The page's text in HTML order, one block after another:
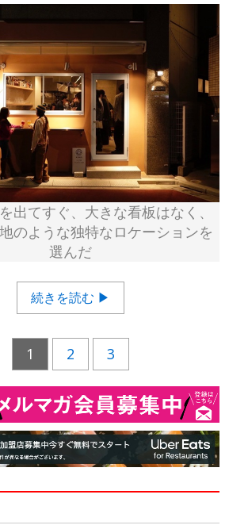
出てすぐ、大きな看板はなく、
のような独特なロケーションを
選んだ
続きを読む ▶
1 2 3